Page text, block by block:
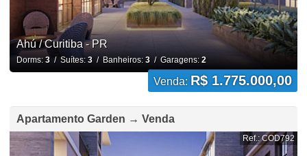
Ahú / Curitiba - PR
Dorms: 3/ Suítes: 3/ Banheiros: 3/ Garagens: 2
Venda: R$ 1.775.000,00
Apartamento Garden → Venda
Ref.: COD792